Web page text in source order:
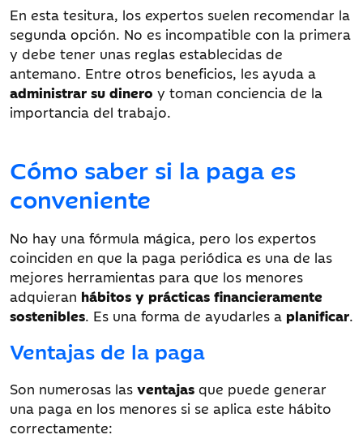
En esta tesitura, los expertos suelen recomendar la
segunda opción. No es incompatible con la primera
y debe tener unas reglas establecidas de
antemano. Entre otros beneficios, les ayuda a
administrar su dinero y toman conciencia de la
importancia del trabajo.
Cómo saber si la paga es
conveniente
No hay una fórmula mágica, pero los expertos
coinciden en que la paga periódica es una de las
mejores herramientas para que los menores
adquieran hábitos y prácticas financieramente
sostenibles. Es una forma de ayudarles a planificar.
Ventajas de la paga
Son numerosas las ventajas que puede generar
una paga en los menores si se aplica este hábito
correctamente: